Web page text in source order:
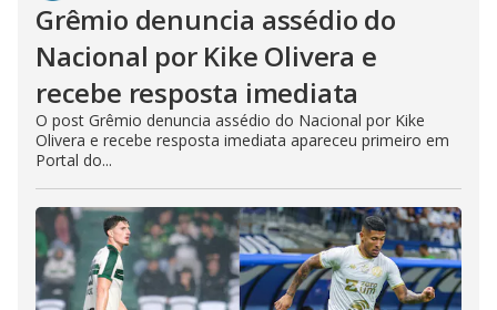
Grêmio denuncia assédio do
Nacional por Kike Olivera e
recebe resposta imediata
O post Grêmio denuncia assédio do Nacional por Kike
Olivera e recebe resposta imediata apareceu primeiro em
Portal do...